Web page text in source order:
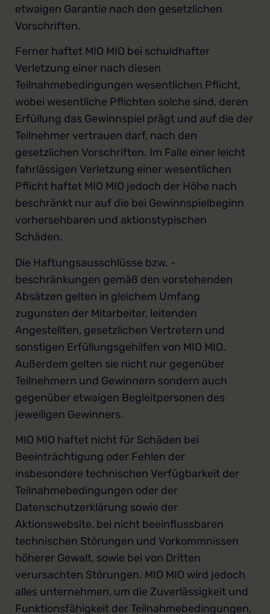
etwaigen Garantie nach den gesetzlichen
Vorschriften.
Ferner haftet MIO MIO bei schuldhafter
Verletzung einer nach diesen
Teilnahmebedingungen wesentlichen Pflicht,
wobei wesentliche Pflichten solche sind, deren
Erfüllung das Gewinnspiel prägt und auf die der
Teilnehmer vertrauen darf, nach den
gesetzlichen Vorschriften. Im Falle einer leicht
fahrlässigen Verletzung einer wesentlichen
Pflicht haftet MIO MIO jedoch der Höhe nach
beschränkt nur auf die bei Gewinnspielbeginn
vorhersehbaren und aktionstypischen
Schäden.
Die Haftungsausschlüsse bzw. -
beschränkungen gemäß den vorstehenden
Absätzen gelten in gleichem Umfang
zugunsten der Mitarbeiter, leitenden
Angestellten, gesetzlichen Vertretern und
sonstigen Erfüllungsgehilfen von MIO MIO.
Außerdem gelten sie nicht nur gegenüber
Teilnehmern und Gewinnern sondern auch
gegenüber etwaigen Begleitpersonen des
jeweiligen Gewinners.
MIO MIO haftet nicht für Schäden bei
Beeinträchtigung oder Fehlen der
insbesondere technischen Verfügbarkeit der
Teilnahmebedingungen oder der
Datenschutzerklärung sowie der
Aktionswebsite, bei nicht beeinflussbaren
technischen Störungen und Vorkommnissen
höherer Gewalt, sowie bei von Dritten
verursachten Störungen. MIO MIO wird jedoch
alles unternehmen, um die Zuverlässigkeit und
Funktionsfähigkeit der Teilnahmebedingungen,